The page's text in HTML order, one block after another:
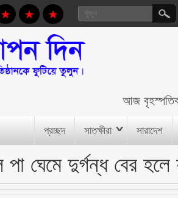
আজ
প্রচ্ছদ সাতক্ষীরা সারাদেশ
পা ঘেমে দুর্গন্ধ বের হলে